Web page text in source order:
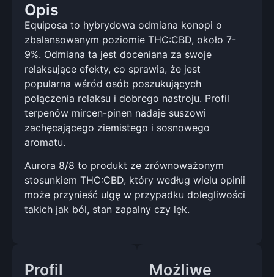
Opis
Equiposa to hybrydowa odmiana konopi o
zbalansowanym poziomie THC:CBD, około 7-
9%. Odmiana ta jest doceniana za swoje
relaksujące efekty, co sprawia, że jest
popularna wśród osób poszukujących
połączenia relaksu i dobrego nastroju. Profil
terpenów mircen-pinen nadaje suszowi
zachęcającego ziemistego i sosnowego
aromatu.
Aurora 8/8 to produkt ze zrównoważonym
stosunkiem THC:CBD, który według wielu opinii
może przynieść ulgę w przypadku dolegliwości
takich jak ból, stan zapalny czy lęk.
Profil
Możliwe